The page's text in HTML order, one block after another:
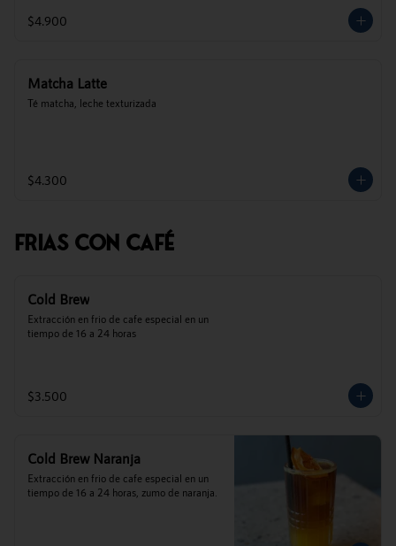
$4.900
Matcha Latte
Té matcha, leche texturizada
$4.300
Frias Con Café
Cold Brew
Extracción en frio de cafe especial en un
tiempo de 16 a 24 horas
$3.500
Cold Brew Naranja
Extracción en frio de cafe especial en un
tiempo de 16 a 24 horas, zumo de naranja.